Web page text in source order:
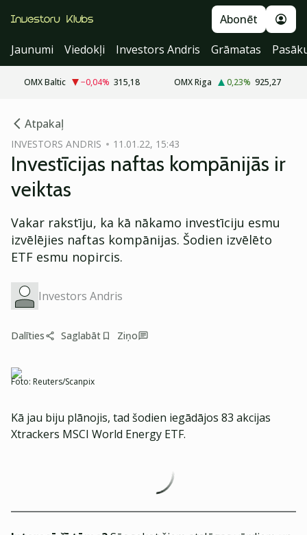
Abonēt
Jaunumi
Viedokļi Investors Andris Grāmatas
OMX Baltic −0,04% 315,18 OMX Riga 0,23% 925,27
Atpakaļ
INVESTORS ANDRIS 11.01.22, 15:43
Investīcijas naftas kompānijās ir
veiktas
Vakar rakstīju, ka kā nākamo investīciju esmu
izvēlējies naftas kompānijas. Šodien izvēlēto
ETF esmu nopircis.
Investors Andris
Dalīties Saglabāt Ziņo
Foto: Reuters/Scanpix
Kā jau biju plānojis, tad šodien iegādājos 83 akcijas
Xtrackers MSCI World Energy ETF.